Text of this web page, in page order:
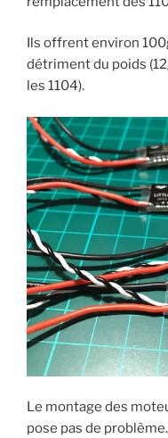
Ils offrent environ
détriment du poids
les 1104).
Le montage des
pose pas de